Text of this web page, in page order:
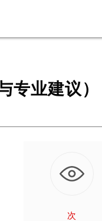
专业建议）
次